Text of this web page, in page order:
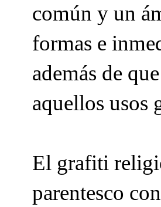
común y un
formas e
además de
aquellos usos
El grafiti
parentesco